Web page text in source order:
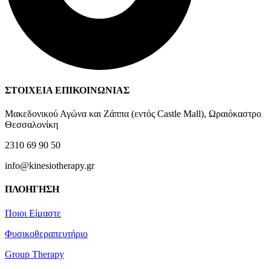
ΣΤΟΙΧΕΙΑ ΕΠΙΚΟΙΝΩΝΙΑΣ
Μακεδονικού Αγώνα και Ζάππα (εντός Castle Mall), Ωραιόκαστρο
Θεσσαλονίκη
2310 69 90 50
info@kinesiotherapy.gr
ΠΛΟΗΓΗΣΗ
Ποιοι Είμαστε
Φυσικοθεραπευτήριο
Group Therapy